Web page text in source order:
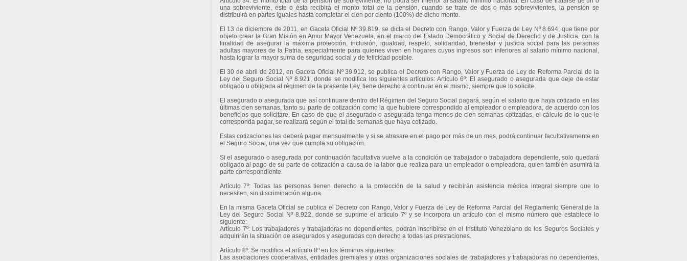
una sobreviviente, éste o ésta recibirá el monto total de la pensión, cuando se trate de dos o más sobrevivientes, la pensión se
distribuirá en partes iguales hasta completar el cien por ciento (100%) de dicho monto.
El 13 de diciembre de 2011, en Gaceta Oficial Nº 39.819, se dicta el Decreto con Rango, Valor y Fuerza de Ley Nº 8.694, que tiene por
objeto crear la Gran Misión en Amor Mayor Venezuela, en el marco del Estado Democrático y Social de Derecho y de Justicia, con la
finalidad de asegurar la máxima protección, inclusión, igualdad, respeto, solidaridad, bienestar y justicia social para las personas
adultas mayores de la Patria, especialmente para quienes viven en hogares cuyos ingresos son inferiores al salario mínimo nacional,
hasta lograr la mayor suma de seguridad social y de felicidad posible.
El 30 de abril de 2012, en Gaceta Oficial Nº 39.912, se publica el Decreto con Rango, Valor y Fuerza de Ley de Reforma Parcial de la
Ley del Seguro Social Nº 8.921, donde se modifica los siguientes artículos: Artículo 6º: El asegurado o asegurada que deje de estar
obligado u obligada al régimen de la presente Ley, tiene derecho a continuar en el mismo, siempre que lo solicite.
El asegurado o asegurada que así continuare dentro del Régimen del Seguro Social pagará, según el salario que haya cotizado en las
últimas cien semanas, tanto su parte de cotización como la que hubiere correspondido al empleador o empleadora, de acuerdo con los
beneficios que solicitare. En caso de que el asegurado o asegurada tenga menos de cien semanas cotizadas, el cálculo de lo que le
corresponda pagar, se realizará según el total de semanas que haya cotizado.
Estas cotizaciones las deberá pagar mensualmente y si se atrasare en el pago por más de un mes, podrá continuar facultativamente en
el Seguro Social, una vez que cumpla su obligación.
Si el asegurado o asegurada por continuación facultativa vuelve a la condición de trabajador o trabajadora dependiente, solo quedará
obligado al pago de su parte de cotización a causa de la labor que realiza para un empleador o empleadora, quien también asumirá la
parte correspondiente.
Artículo 7º: Todas las personas tienen derecho a la protección de la salud y recibirán asistencia médica integral siempre que lo
necesiten, sin discriminación alguna.
En la misma Gaceta Oficial se publica el Decreto con Rango, Valor y Fuerza de Ley de Reforma Parcial del Reglamento General de la
Ley del Seguro Social Nº 8.922, donde se suprime el artículo 7º y se incorpora un artículo con el mismo número que establece lo
siguiente:
Artículo 7º: Los trabajadores y trabajadoras no dependientes, podrán inscribirse en el Instituto Venezolano de los Seguros Sociales y
adquirirán la situación de asegurados y aseguradas con derecho a todas las prestaciones.
Artículo 8º: Se modifica el artículo 8º en los términos siguientes:
Las asociaciones cooperativas, entidades gremiales y otras organizaciones sociales de trabajadores y trabajadoras no dependientes,